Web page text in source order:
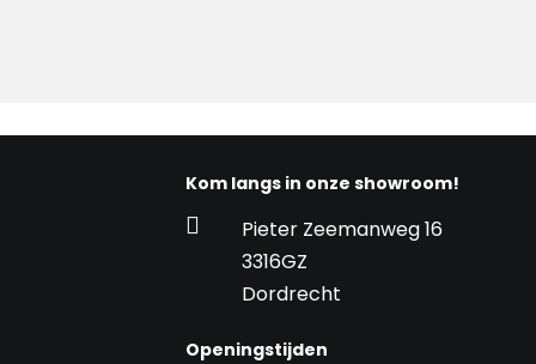
Kom langs in onze showroom!

Pieter Zeemanweg 16
3316GZ
Dordrecht
Openingstijden